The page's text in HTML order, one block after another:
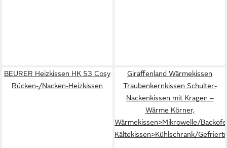
BEURER Heizkissen HK 53 Cosy
Rücken-/Nacken-Heizkissen
Giraffenland Wärmekissen
Traubenkernkissen Schulter-
Nackenkissen mit Kragen –
Wärme Körner,
Wärmekissen>Mikrowelle/
Kältekissen>Kühlschrank/